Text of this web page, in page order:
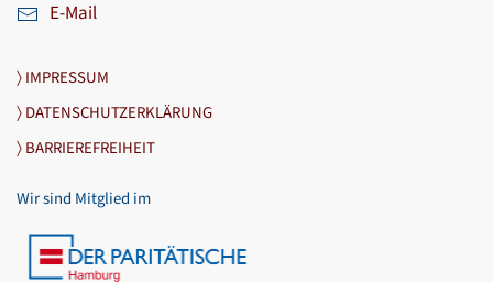
E-Mail
〉 IMPRESSUM
〉 DATENSCHUTZERKLÄRUNG
〉 BARRIEREFREIHEIT
Wir sind Mitglied im